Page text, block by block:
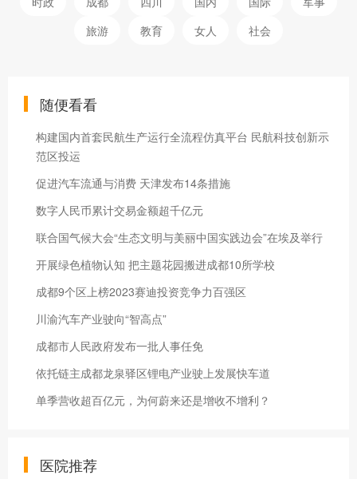
旅游
教育 女人 社会
随便看看
构建国内首套民航生产运行全流程仿真平台 民航科技创新示
范区投运
促进汽车流通与消费 天津发布14条措施
数字人民币累计交易金额超千亿元
联合国气候大会“生态文明与美丽中国实践边会”在埃及举行
开展绿色植物认知 把主题花园搬进成都10所学校
成都9个区上榜2023赛迪投资竞争力百强区
川渝汽车产业驶向“智高点”
成都市人民政府发布一批人事任免
依托链主成都龙泉驿区锂电产业驶上发展快车道
单季营收超百亿元，为何蔚来还是增收不增利？
医院推荐